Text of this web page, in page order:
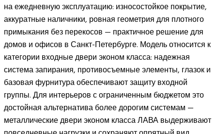
на ежедневную эксплуатацию: износостойкое покрытие,
аккуратные наличники, ровная геометрия для плотного
примыкания без перекосов — практичное решение для
домов и офисов в Санкт-Петербурге. Модель относится к
категории входные двери эконом класса: надежная
система запирания, противосъемные элементы, глазок и
базовая фурнитура обеспечивают защиту входной
группы. Для интерьеров с ограниченным бюджетом это
достойная альтернатива более дорогим системам —
металлические двери эконом класса ЛАВА выдерживают